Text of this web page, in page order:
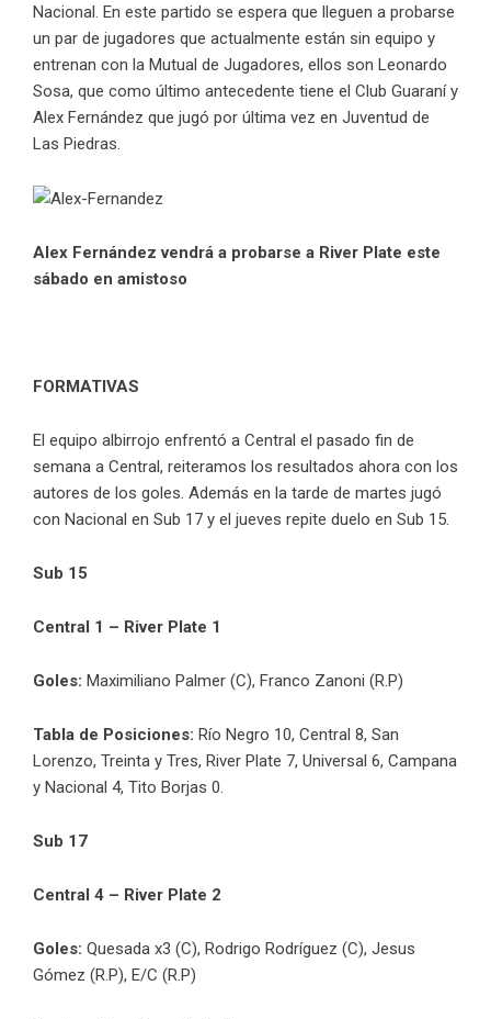
Nacional. En este partido se espera que lleguen a probarse
un par de jugadores que actualmente están sin equipo y
entrenan con la Mutual de Jugadores, ellos son Leonardo
Sosa, que como último antecedente tiene el Club Guaraní y
Alex Fernández que jugó por última vez en Juventud de
Las Piedras.
Alex Fernández vendrá a probarse a River Plate este
sábado en amistoso
FORMATIVAS
El equipo albirrojo enfrentó a Central el pasado fin de
semana a Central, reiteramos los resultados ahora con los
autores de los goles. Además en la tarde de martes jugó
con Nacional en Sub 17 y el jueves repite duelo en Sub 15.
Sub 15
Central 1 – River Plate 1
Goles: Maximiliano Palmer (C), Franco Zanoni (R.P)
Tabla de Posiciones: Río Negro 10, Central 8, San
Lorenzo, Treinta y Tres, River Plate 7, Universal 6, Campana
y Nacional 4, Tito Borjas 0.
Sub 17
Central 4 – River Plate 2
Goles: Quesada x3 (C), Rodrigo Rodríguez (C), Jesus
Gómez (R.P), E/C (R.P)